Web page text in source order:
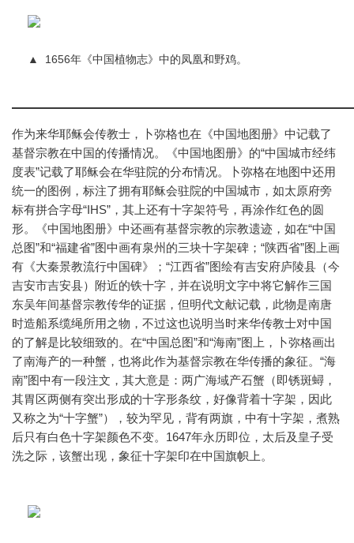
▲ 1656年《中国植物志》中的凤凰和野鸡。
作为来华耶稣会传教士，卜弥格也在《中国地图册》中记载了
基督宗教在中国的传播情况。《中国地图册》的“中国城市经纬
度表”记载了耶稣会在华驻院的分布情况。卜弥格在地图中还用
统一的图例，标注了拥有耶稣会驻院的中国城市，如太原府旁
标有拼合字母“IHS”，其上还有十字架符号，再涂作红色的圆
形。《中国地图册》中还画有基督宗教的宗教遗迹，如在“中国
总图”和“福建省”图中画有泉州的三块十字架碑；“陕西省”图上画
有《大秦景教流行中国碑》；“江西省”图绘有吉安府庐陵县（今
吉安市吉安县）附近的铁十字，并在说明文字中将它解作三国
东吴年间基督宗教传华的证据，但明代文献记载，此物是南唐
时造船系缆绳所用之物，不过这也说明当时来华传教士对中国
的了解是比较细致的。在“中国总图”和“海南”图上，卜弥格画出
了南海产的一种蟹，也将此作为基督宗教在华传播的象征。“海
南”图中有一段注文，其大意是：两广海域产石蟹（即锈斑蟳，
其胃区两侧有突出形成的十字形条纹，好像背着十字架，因此
又称之为“十字蟹”），较为罕见，背有两旗，中有十字架，煮熟
后只有白色十字架颜色不变。1647年永历即位，太后及皇子受
洗之际，该蟹出现，象征十字架印在中国旗帜上。